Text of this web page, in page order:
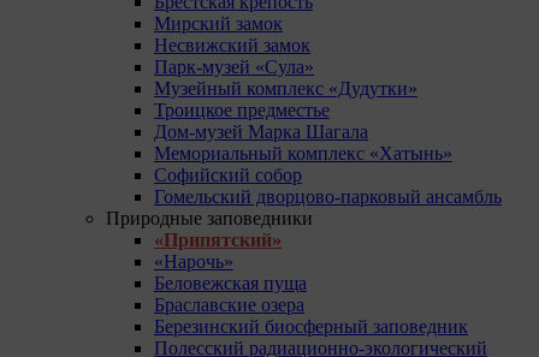
Мирский замок
Несвижский замок
Парк-музей «Сула»
Музейный комплекс «Дудутки»
Троицкое предместье
Дом-музей Марка Шагала
Мемориальный комплекс «Хатынь»
Софийский собор
Гомельский дворцово-парковый ансамбль
Природные заповедники
«Припятский»
«Нарочь»
Беловежская пуща
Браславские озера
Березинский биосферный заповедник
Полесский радиационно-экологический